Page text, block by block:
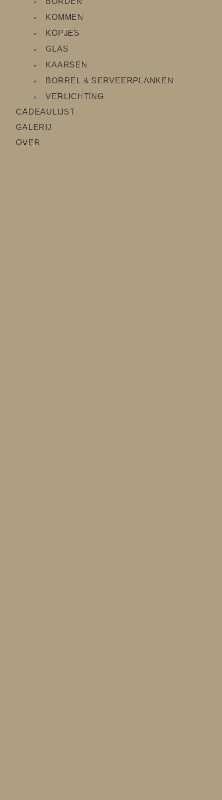
KOMMEN
KOPJES
GLAS
KAARSEN
BORREL & SERVEERPLANKEN
VERLICHTING
CADEAULIJST
GALERIJ
OVER